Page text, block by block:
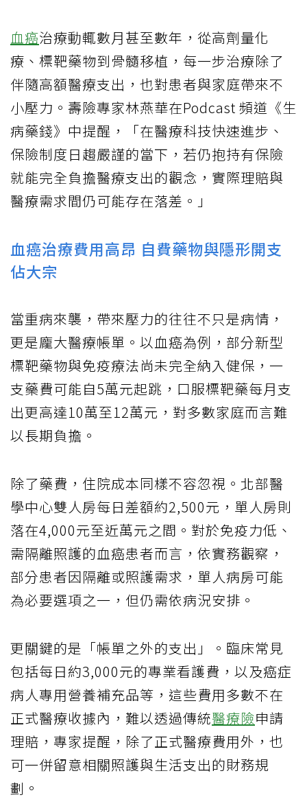
血癌治療動輒數月甚至數年，從高劑量化
療、標靶藥物到骨髓移植，每一步治療除了
伴隨高額醫療支出，也對患者與家庭帶來不
小壓力。壽險專家林燕華在Podcast 頻道《生
病藥錢》中提醒，「在醫療科技快速進步、
保險制度日趨嚴謹的當下，若仍抱持有保險
就能完全負擔醫療支出的觀念，實際理賠與
醫療需求間仍可能存在落差。」
血癌治療費用高昂 自費藥物與隱形開支
佔大宗
當重病來襲，帶來壓力的往往不只是病情，
更是龐大醫療帳單。以血癌為例，部分新型
標靶藥物與免疫療法尚未完全納入健保，一
支藥費可能自5萬元起跳，口服標靶藥每月支
出更高達10萬至12萬元，對多數家庭而言難
以長期負擔。
除了藥費，住院成本同樣不容忽視。北部醫
學中心雙人房每日差額約2,500元，單人房則
落在4,000元至近萬元之間。對於免疫力低、
需隔離照護的血癌患者而言，依實務觀察，
部分患者因隔離或照護需求，單人病房可能
為必要選項之一，但仍需依病況安排。
更關鍵的是「帳單之外的支出」。臨床常見
包括每日約3,000元的專業看護費，以及癌症
病人專用營養補充品等，這些費用多數不在
正式醫療收據內，難以透過傳統醫療險申請
理賠，專家提醒，除了正式醫療費用外，也
可一併留意相關照護與生活支出的財務規
劃。